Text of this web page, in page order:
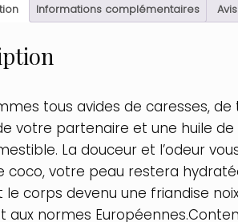
Informations complémentaires
tous avides de caresses,
votre partenaire et une huile
La douceur et l’odeur
coco, votre peau restera
corps devenu une friandise
aux normes